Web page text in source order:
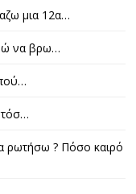
μια 12α…
να βρω…
ρωτήσω ? Πόσο καιρό